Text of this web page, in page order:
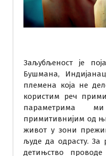
Заљубљеност је
Бушмана,
племена која не
користим реч
параметрима
примитивнијим од
живот у зони
људе да одрасту. За
детињство